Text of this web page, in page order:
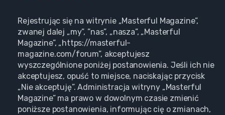
Rejestrując się na witrynie „Masterful Magazine”,
zwanej dalej „my”, ”nas”, „nasza”, „Masterful
Magazine”, „https://masterful-
magazine.com/forum”, akceptujesz
wyszczególnione poniżej postanowienia. Jeśli ich nie
akceptujesz, opuść to miejsce, naciskając przycisk
„Nie akceptuję”. Administracja witryny „Masterful
Magazine” ma prawo w dowolnym czasie zmienić
poniższe postanowienia, informując cię o zmianach,